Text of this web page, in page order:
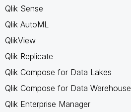
Qlik Sense
Qlik AutoML
QlikView
Qlik Replicate
Qlik Compose for Data Lakes
Qlik Compose for Data Warehouse
Qlik Enterprise Manager